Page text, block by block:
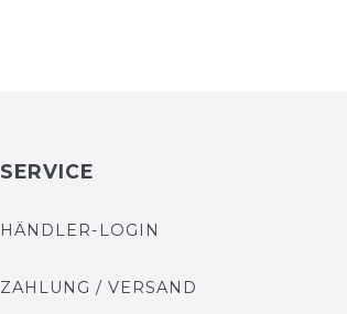
SERVICE
HÄNDLER-LOGIN
ZAHLUNG / VERSAND